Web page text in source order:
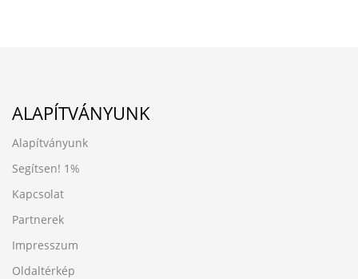
ALAPÍTVÁNYUNK
Alapítványunk
Segítsen! 1%
Kapcsolat
Partnerek
Impresszum
Oldaltérkép